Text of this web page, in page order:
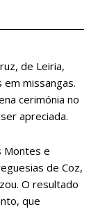
de Leiria,
missangas.
cerimónia no
apreciada.
Montes e
de Coz,
O resultado
que